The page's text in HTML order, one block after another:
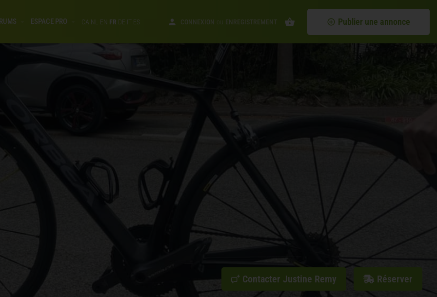
ESPACE PRO CA NL EN FR DE IT ES CONNEXION ou ENREGISTREMENT Publier une annonce
Contacter Justine Remy Réserver